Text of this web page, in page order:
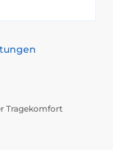
Tragekomfort